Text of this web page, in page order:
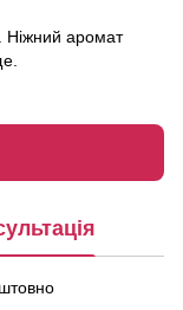
Ніжний аромат